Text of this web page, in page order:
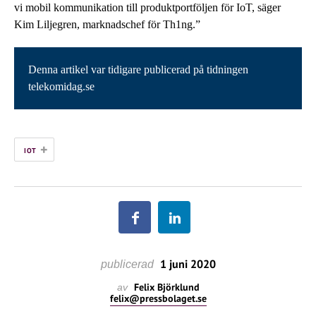
vi mobil kommunikation till produktportföljen för IoT, säger
Kim Liljegren, marknadschef för Th1ng.”
Denna artikel var tidigare publicerad på tidningen
telekomidag.se
IOT +
publicerad 1 juni 2020
av Felix Björklund
felix@pressbolaget.se